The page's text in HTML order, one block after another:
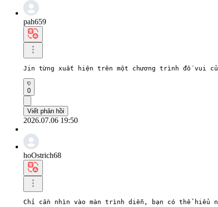
pah659
Jin từng xuất hiện trên một chương trình đố vui
0
Viết phản hồi
2026.07.06 19:50
hoOstrich68
Chỉ cần nhìn vào màn trình diễn, bạn có thể